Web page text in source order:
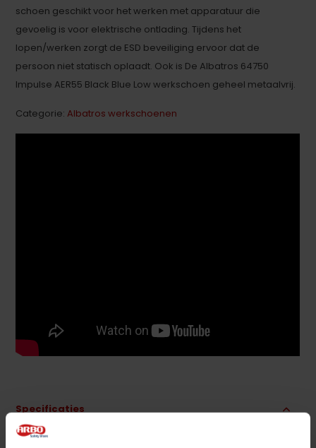
schoen geschikt voor het werken met apparatuur die
gevoelig is voor elektrische ontlading. Tijdens het
lopen/werken zorgt de ESD beveiliging ervoor dat de
persoon niet statisch oplaadt. Ook is De Albatros 64750
Impulse AER55 Black Blue Low werkschoen geheel metaalvrij.
Categorie:Albatros werkschoenen
Specificaties